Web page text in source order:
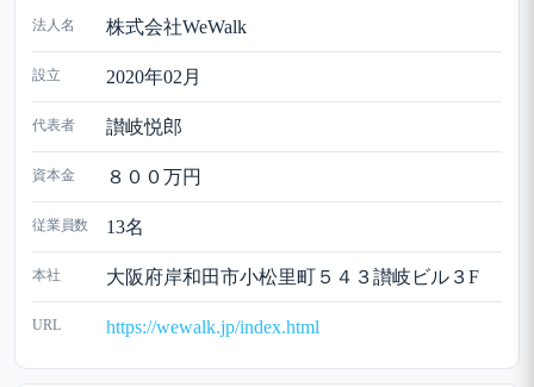
法人名 株式会社WeWalk
設立 2020年02月
代表者 讃岐悦郎
資本金 ８００万円
従業員数 13名
本社 大阪府岸和田市小松里町５４３讃岐ビル３F
URL https://wewalk.jp/index.html